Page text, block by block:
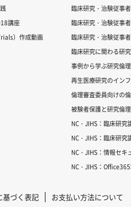
講座
）作成動画
臨床研究・治験従事者
臨床研究・治験従事者
臨床研究・治験従事者
臨床研究に関わる研
事例から学ぶ研究倫
再生医療研究のイン
倫理審査委員向けの
被験者保護と研究倫
NC・JIHS：臨床研究
NC・JIHS：臨床研究
NC・JIHS：情報セキ
NC・JIHS：
基づく表記 お支払い方法について